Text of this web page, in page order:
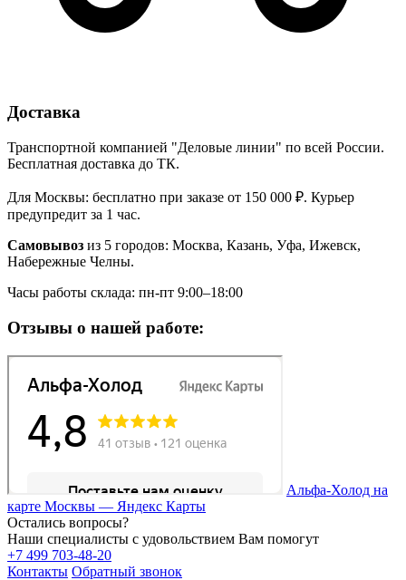
Доставка
Транспортной компанией "Деловые линии" по всей России.
Бесплатная доставка до ТК.
Для Москвы: бесплатно при заказе от 150 000 ₽. Курьер
предупредит за 1 час.
Самовывоз из 5 городов: Москва, Казань, Уфа, Ижевск,
Набережные Челны.
Часы работы склада: пн-пт 9:00–18:00
Отзывы о нашей работе:
Альфа-Холод на
карте Москвы — Яндекс Карты
Остались вопросы?
Наши специалисты с удовольствием Вам помогут
+7 499 703-48-20
Контакты Обратный звонок